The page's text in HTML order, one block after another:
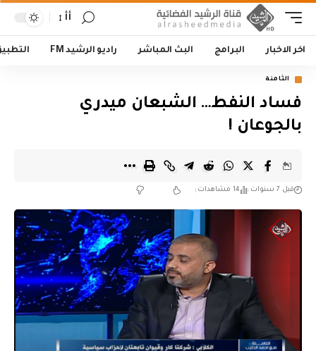
أأ
اخر الاخبار البرامج البث المباشر راديو الرشيد FM
الثامنة
فساد النفط… الشبعان ميدري
بالجوعان !
قبل 7 سنوات 14 مشاهدات